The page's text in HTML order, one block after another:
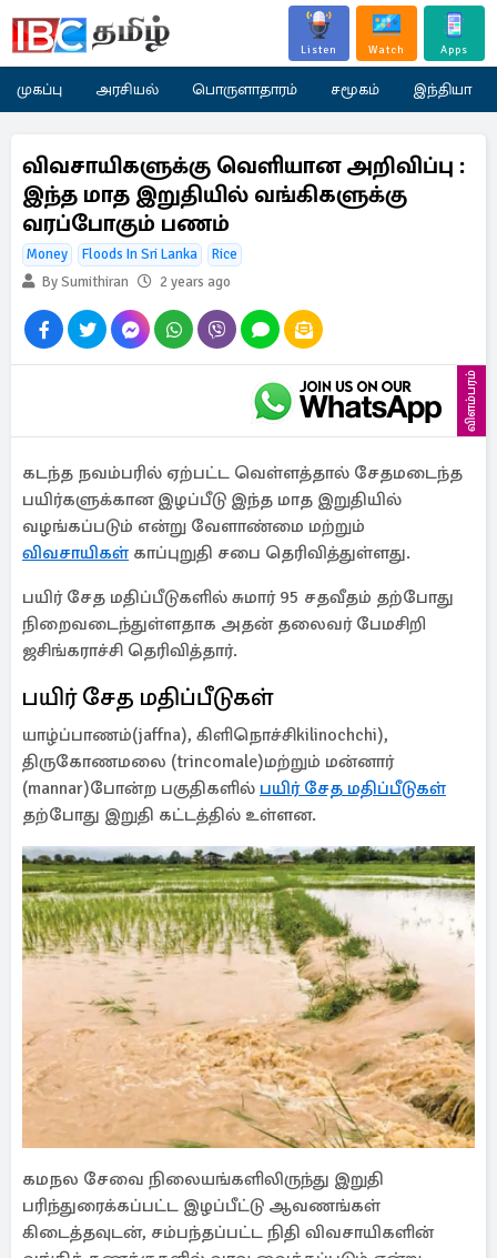
Listen Watch Apps
முகப்பு அரசியல் பொருளாதாரம் சமூகம் இந்தியா
விவசாயிகளுக்கு வெளியான அறிவிப்பு :
இந்த மாத இறுதியில் வங்கிகளுக்கு
வரப்போகும் பணம்
Money Floods In Sri Lanka
Rice
By Sumithiran
2 years ago
விளம்பரம்
கடந்த நவம்பரில் ஏற்பட்ட வெள்ளத்தால் சேதமடைந்த
பயிர்களுக்கான இழப்பீடு இந்த மாத இறுதியில்
வழங்கப்படும் என்று வேளாண்மை மற்றும்
விவசாயிகள் காப்புறுதி சபை தெரிவித்துள்ளது.
பயிர் சேத மதிப்பீடுகளில் சுமார் 95 சதவீதம் தற்போது
நிறைவடைந்துள்ளதாக அதன் தலைவர் பேமசிறி
ஜசிங்கராச்சி தெரிவித்தார்.
பயிர் சேத மதிப்பீடுகள்
யாழ்ப்பாணம்(jaffna), கிளிநொச்சிkilinochchi),
திருகோணமலை (trincomale)மற்றும் மன்னார்
(mannar)போன்ற பகுதிகளில் பயிர் சேத மதிப்பீடுகள்
தற்போது இறுதி கட்டத்தில் உள்ளன.
கமநல சேவை நிலையங்களிலிருந்து இறுதி
பரிந்துரைக்கப்பட்ட இழப்பீட்டு ஆவணங்கள்
கிடைத்தவுடன், சம்பந்தப்பட்ட நிதி விவசாயிகளின்